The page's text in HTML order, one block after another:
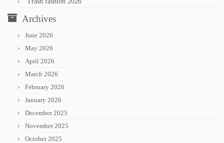
Archives
June 2026
May 2026
April 2026
March 2026
February 2026
January 2026
December 2025
November 2025
October 2025